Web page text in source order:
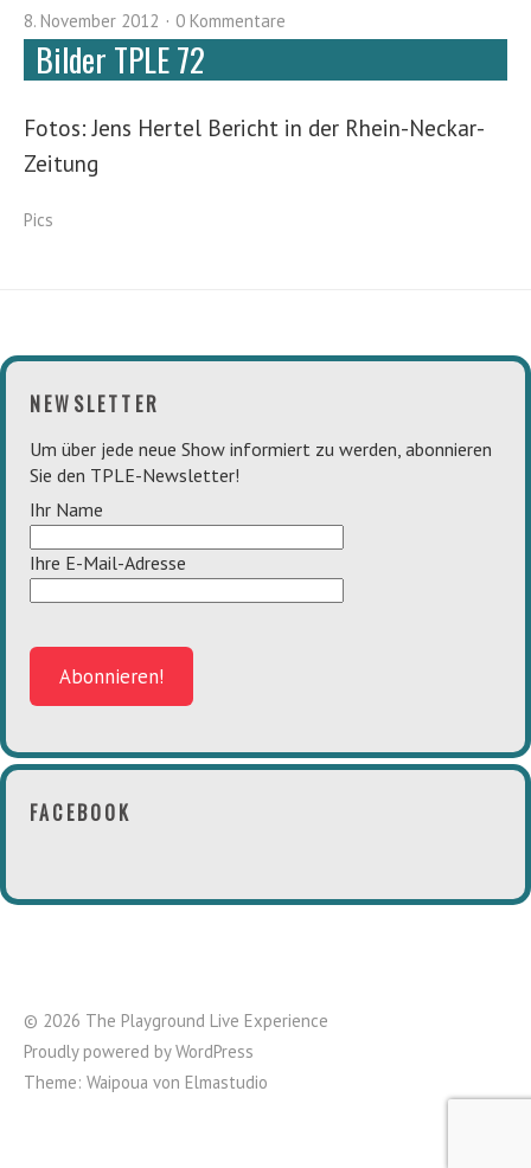
8. November 2012 0 Kommentare
Bilder TPLE 72
Fotos: Jens Hertel Bericht in der Rhein-Neckar-
Zeitung
Pics
NEWSLETTER
Um über jede neue Show informiert zu werden, abonnieren
Sie den TPLE-Newsletter!
Ihr Name
Ihre E-Mail-Adresse
FACEBOOK
© 2026 The Playground Live Experience
Proudly powered byWordPress
Theme: Waipoua von Elmastudio